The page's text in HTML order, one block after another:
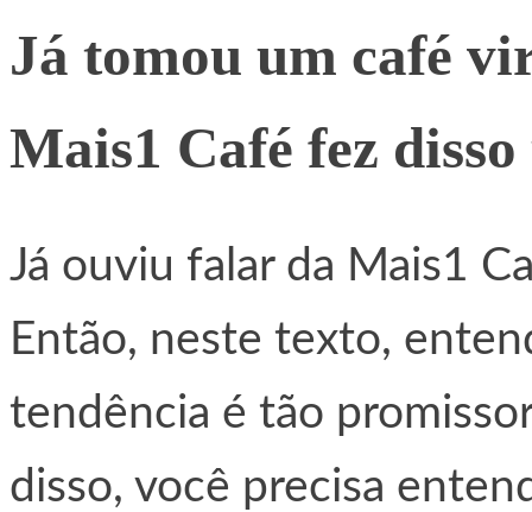
Já tomou um café
Mais1 Café fez
Já ouviu falar da Mais1
Então, neste texto,
tendência é tão
disso, você precisa